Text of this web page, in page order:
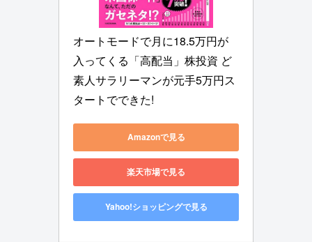
オートモードで月に18.5万円が
入ってくる「高配当」株投資 ど
素人サラリーマンが元手5万円ス
タートでできた!
Amazonで見る
楽天市場で見る
Yahoo!ショッピングで見る